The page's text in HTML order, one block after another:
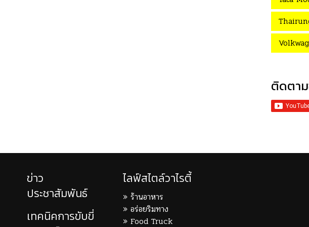
ติดตา
ข่าว
ประชาสัมพันธ์
เทคนิคการขับขี่
ไลฟ์สไตล์วาไรตี้
ร้านอาหาร
อร่อยริมทาง
Food Truck